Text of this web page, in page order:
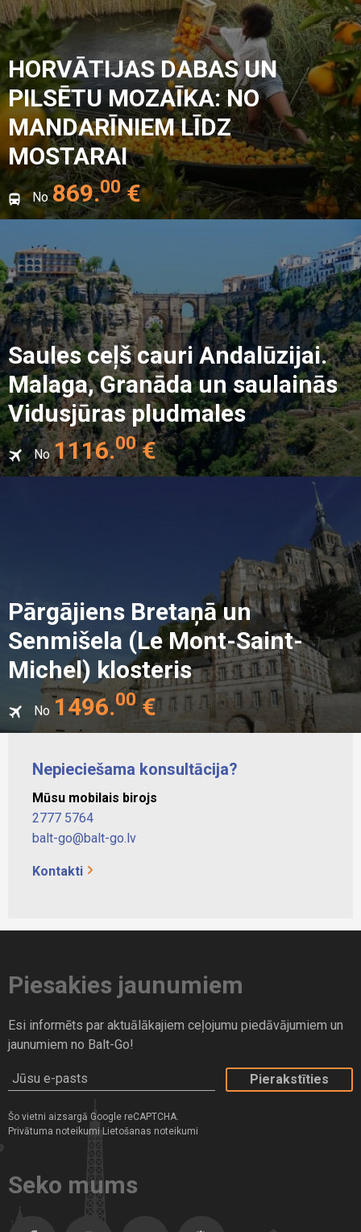
HORVĀTIJAS DABAS UN
PILSĒTU MOZAĪKA: NO
MANDARĪNIEM LĪDZ
MOSTARAI
No 869.00€
Saules ceļš cauri Andalūzijai.
Malaga, Granāda un saulainās
Vidusjūras pludmales
No 1116.00€
Pārgājiens Bretaņā un
Senmišela (Le Mont-Saint-
Michel) klosteris
No 1496.00€
Nepieciešama konsultācija?
Mūsu mobilais birojs
2777 5764
balt-go@balt-go.lv
Kontakti
Piesakies jaunumiem
Esi informēts par aktuālākajiem ceļojumu piedāvājumiem un
jaunumiem no Balt-Go!
Jūsu e-pasts
Šo vietni aizsargā Google reCAPTCHA.
Privātuma noteikumi Lietošanas noteikumi
Seko mums